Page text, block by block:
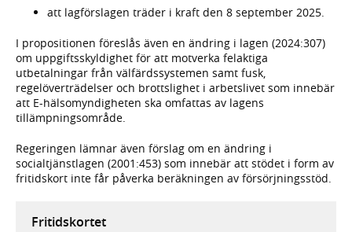
att lagförslagen träder i kraft den 8 september 2025.
I propositionen föreslås även en ändring i lagen (2024:307)
om uppgiftsskyldighet för att motverka felaktiga
utbetalningar från välfärdssystemen samt fusk,
regelöverträdelser och brottslighet i arbetslivet som innebär
att E-hälsomyndigheten ska omfattas av lagens
tillämpningsområde.
Regeringen lämnar även förslag om en ändring i
socialtjänstlagen (2001:453) som innebär att stödet i form av
fritidskort inte får påverka beräkningen av försörjnings­stöd.
Fritidskortet